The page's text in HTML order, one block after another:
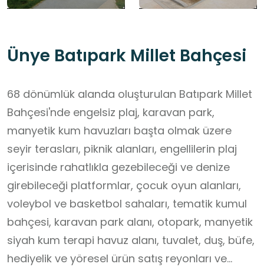
Ünye Batıpark Millet Bahçesi
68 dönümlük alanda oluşturulan Batıpark Millet
Bahçesi'nde engelsiz plaj, karavan park,
manyetik kum havuzları başta olmak üzere
seyir terasları, piknik alanları, engellilerin plaj
içerisinde rahatlıkla gezebileceği ve denize
girebileceği platformlar, çocuk oyun alanları,
voleybol ve basketbol sahaları, tematik kumul
bahçesi, karavan park alanı, otopark, manyetik
siyah kum terapi havuz alanı, tuvalet, duş, büfe,
hediyelik ve yöresel ürün satış reyonları ve